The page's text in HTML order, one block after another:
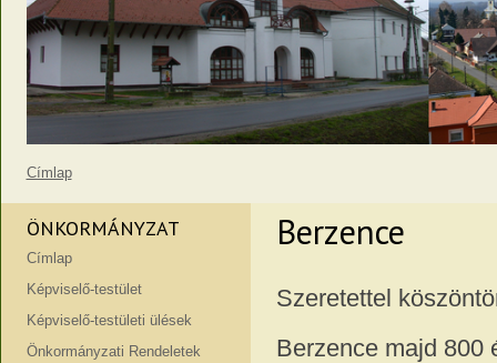
Címlap
ÖNKORMÁNYZAT
Címlap
Képviselő-testület
Képviselő-testületi ülések
Önkormányzati Rendeletek
Berzence
Szeretettel
Berzence majd 800